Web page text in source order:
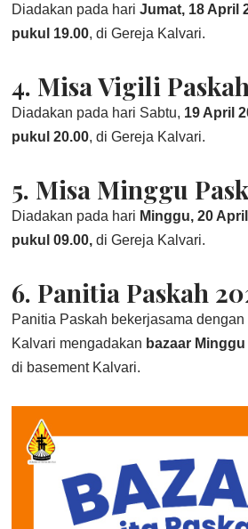
Diadakan pada hariJumat, 18 April
pukul 19.00, di Gereja Kalvari.
4. Misa Vigili Paskah
Diadakan pada hari Sabtu, 19 April
pukul 20.00, di Gereja Kalvari.
5. Misa Minggu
Diadakan pada hari Minggu, 20
pukul 09.00, di Gereja Kalvari.
6. Panitia Paskah
Panitia Paskah bekerjasama
Kalvari mengadakan bazaar
di basement Kalvari.